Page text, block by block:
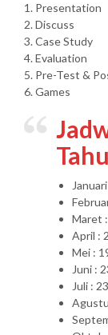
1. Presentation
2. Discuss
3. Case Study
4. Evaluation
5. Pre-Test &
6. Games
Maret
April :
Mei :
Juni :
Juli :